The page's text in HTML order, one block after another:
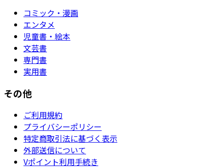
コミック・漫画
エンタメ
児童書・絵本
文芸書
専門書
実用書
その他
ご利用規約
プライバシーポリシー
特定商取引法に基づく表示
外部送信について
Vポイント利用手続き